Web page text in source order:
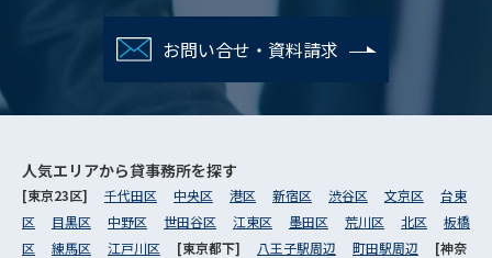
お問い合せ・資料請求
人気エリアから貸事務所を探す
[東京23区] 千代田区 中央区 港区 新宿区 渋谷区 文京区
台東
区
目黒区 中野区 世田谷区 江東区 墨田区 荒川区 北区
板橋
区
練馬区 江戸川区 [東京都下] 八王子駅周辺 町田駅周辺
[神奈